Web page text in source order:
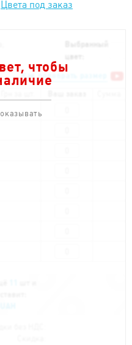
Цвета под заказ
чтобы
Выбранный
цвет:
Как подобрать размер